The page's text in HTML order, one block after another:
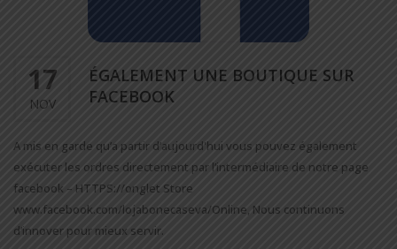
17
NOV
ÉGALEMENT UNE BOUTIQUE SUR
FACEBOOK
A mis en garde qu’a partir d’aujourd'hui vous pouvez également
exécuter les ordres directement par l’intermédiaire de notre page
facebook – HTTPS://onglet Store
www.facebook.com/lojabonecaseva/Online, Nous continuons
d’innover pour mieux servir.